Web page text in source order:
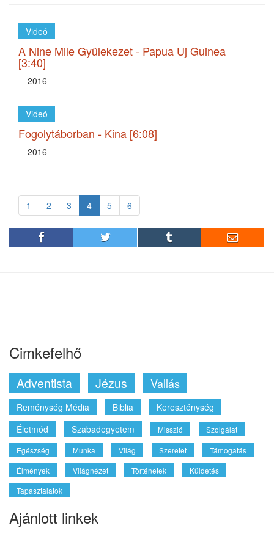
Videó
A Nine Mile Gyülekezet - Papua Uj Guinea
[3:40]
2016
Videó
Fogolytáborban - Kina [6:08]
2016
1 2 3 4 5 6
Cimkefelhő
Adventista Jézus Vallás
Reménység Média Biblia
Kereszténység
Életmód
Szabadegyetem Misszió
Szolgálat
Egészség
Munka Világ Szeretet
Támogatás
Élmények
Világnézet Történetek
Küldetés
Tapasztalatok
Ajánlott linkek